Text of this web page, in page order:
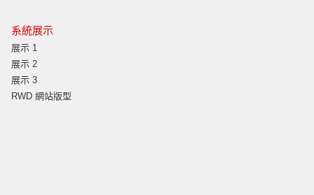
系統展示
展示 1
展示 2
展示 3
RWD 網站版型